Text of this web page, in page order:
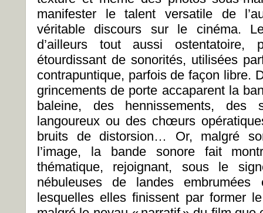
manifester le talent versatile de
véritable discours sur le cinéma.
d’ailleurs tout aussi ostentatoire,
étourdissant de sonorités, utilisées
contrapuntique, parfois de façon libre.
grincements de porte accaparent la
baleine, des hennissements, des
langoureux ou des chœurs
bruits de distorsion… Or, malgré
l’image, la bande sonore fait
thématique, rejoignant, sous le
nébuleuses de landes
lesquelles elles finissent par former